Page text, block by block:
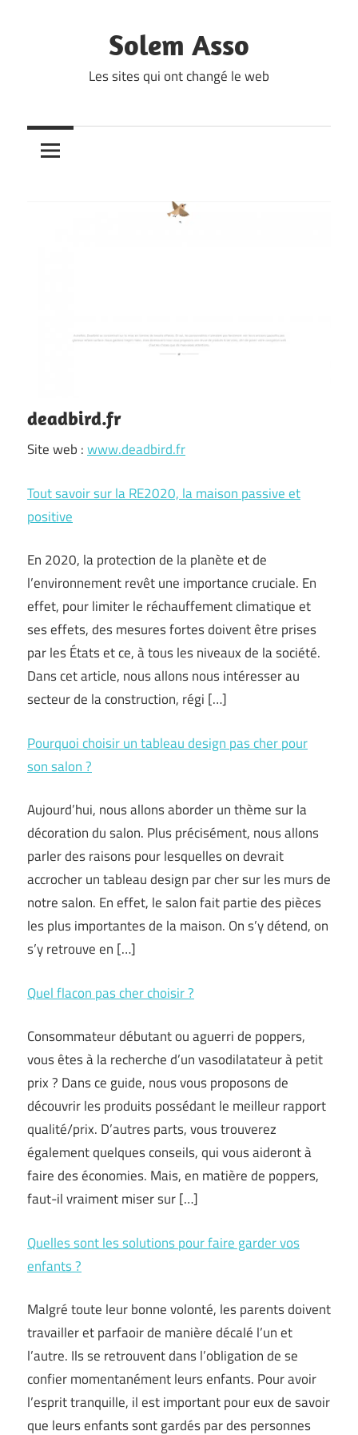
Solem Asso
Les sites qui ont changé le web
deadbird.fr
Site web :www.deadbird.fr
Tout savoir sur la RE2020, la maison passive et
positive
En 2020, la protection de la planète et de
l’environnement revêt une importance cruciale. En
effet, pour limiter le réchauffement climatique et
ses effets, des mesures fortes doivent être prises
par les États et ce, à tous les niveaux de la société.
Dans cet article, nous allons nous intéresser au
secteur de la construction, régi […]
Pourquoi choisir un tableau design pas cher pour
son salon ?
Aujourd’hui, nous allons aborder un thème sur la
décoration du salon. Plus précisément, nous allons
parler des raisons pour lesquelles on devrait
accrocher un tableau design par cher sur les murs de
notre salon. En effet, le salon fait partie des pièces
les plus importantes de la maison. On s’y détend, on
s’y retrouve en […]
Quel flacon pas cher choisir ?
Consommateur débutant ou aguerri de poppers,
vous êtes à la recherche d’un vasodilatateur à petit
prix ? Dans ce guide, nous vous proposons de
découvrir les produits possédant le meilleur rapport
qualité/prix. D’autres parts, vous trouverez
également quelques conseils, qui vous aideront à
faire des économies. Mais, en matière de poppers,
faut-il vraiment miser sur […]
Quelles sont les solutions pour faire garder vos
enfants ?
Malgré toute leur bonne volonté, les parents doivent
travailler et parfaoir de manière décalé l’un et
l’autre. Ils se retrouvent dans l’obligation de se
confier momentanément leurs enfants. Pour avoir
l’esprit tranquille, il est important pour eux de savoir
que leurs enfants sont gardés par des personnes